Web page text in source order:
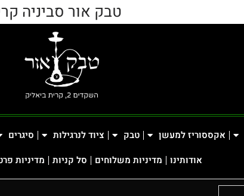
טבק אור סביניה
אקססוריז למעשן טבק ציוד לנרגילות סיגרים
אודותינו
מדיניות משלוחים סל קניות מדיניות